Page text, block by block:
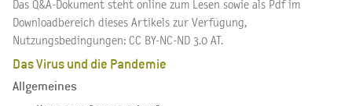
Das Q&A-Dokument steht online zum Lesen sowie als Pdf im
Downloadbereich dieses Artikels zur Verfügung,
Nutzungsbedingungen: CC BY-NC-ND 3.0 AT.
Das Virus und die Pandemie
Allgemeines